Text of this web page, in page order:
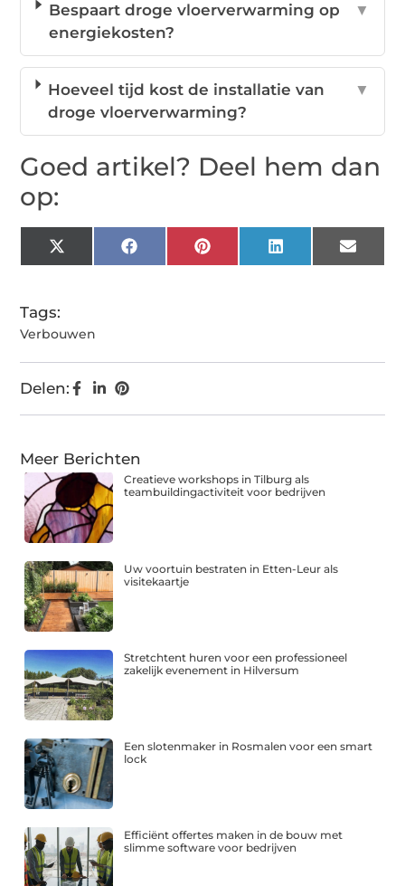
Bespaart droge vloerverwarming op
energiekosten?
▼
Hoeveel tijd kost de installatie van
droge vloerverwarming?
▼
Goed artikel? Deel hem dan
op:
X
(Twitter)
FacebookPinterestLinkedIn Email
Tags:
Verbouwen
Delen:
Meer Berichten
Creatieve workshops in Tilburg als
teambuildingactiviteit voor bedrijven
Uw voortuin bestraten in Etten-Leur als
visitekaartje
Stretchtent huren voor een professioneel
zakelijk evenement in Hilversum
Een slotenmaker in Rosmalen voor een smart
lock
Efficiënt offertes maken in de bouw met
slimme software voor bedrijven